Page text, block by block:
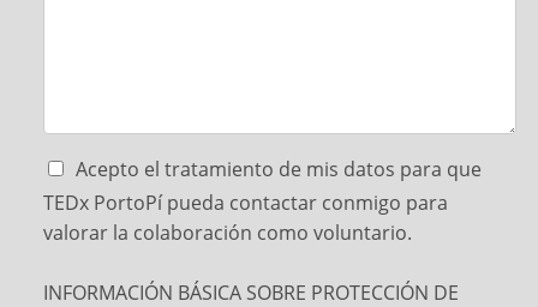
Acepto el tratamiento de mis datos para que
TEDx PortoPí pueda contactar conmigo para
valorar la colaboración como voluntario.
INFORMACIÓN BÁSICA SOBRE PROTECCIÓN DE